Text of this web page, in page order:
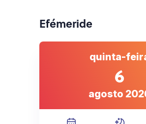
Efémeride
quinta-
6
agosto